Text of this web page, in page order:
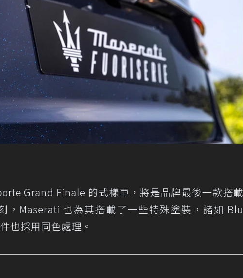
Grand Finale 的式樣車，將是品牌最後一款搭載
，Maserati 也為其搭載了一些特殊塗裝，諸如 Blu
也採用同色處理。